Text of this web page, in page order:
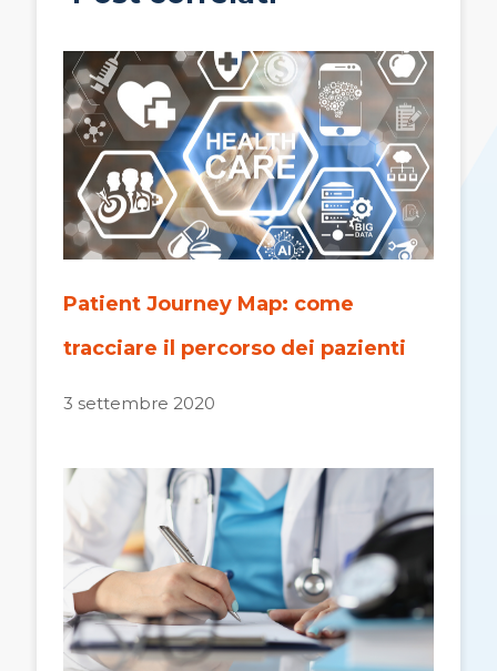
Patient Journey Map: come
tracciare il percorso dei pazienti
3 settembre 2020